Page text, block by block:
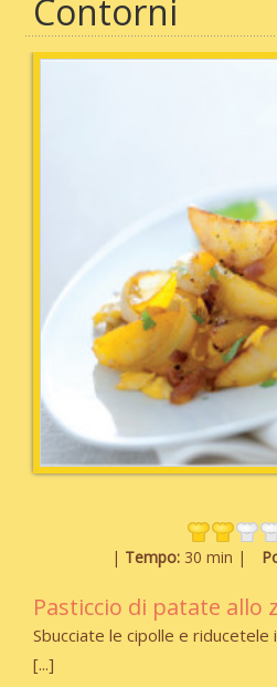
Contorni
Tempo: 30 min
Pasticcio di patate allo
Sbucciate le cipolle e